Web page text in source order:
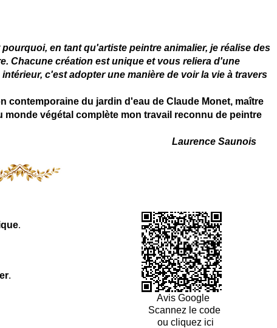
en tant qu'artiste peintre animalier, je réalise des
Chacune création est unique et vous reliera d'une
c'est adopter une manière de voir la vie à travers
contemporaine du jardin d'eau de Claude Monet, maître
monde végétal complète mon travail reconnu de peintre
Laurence Saunois
.
.
Avis Google
Scannez le code
ou cliquez ici